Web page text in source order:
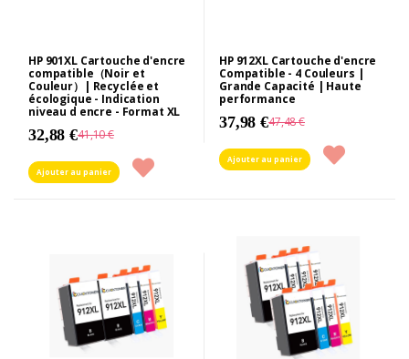
HP 901XL Cartouche d'encre
compatible（Noir et
Couleur）| Recyclée et
écologique - Indication
niveau d encre - Format XL
32,88 €41,10 €
Ajouter au panier
HP 912XL Cartouche d'encre
Compatible - 4 Couleurs |
Grande Capacité | Haute
performance
37,98 €47,48 €
Ajouter au panier